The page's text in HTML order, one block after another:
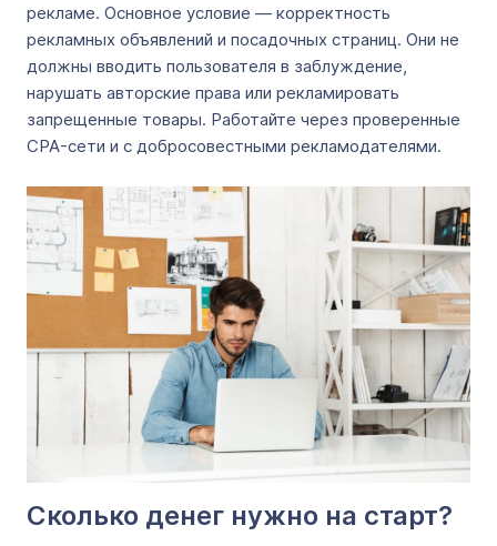
рекламе. Основное условие — корректность
рекламных объявлений и посадочных страниц. Они не
должны вводить пользователя в заблуждение,
нарушать авторские права или рекламировать
запрещенные товары. Работайте через проверенные
CPA-сети и с добросовестными рекламодателями.
Сколько денег нужно на старт?